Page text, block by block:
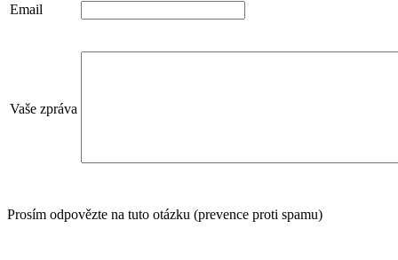
Email
Vaše zpráva
Prosím odpovězte na tuto otázku (prevence proti spamu)